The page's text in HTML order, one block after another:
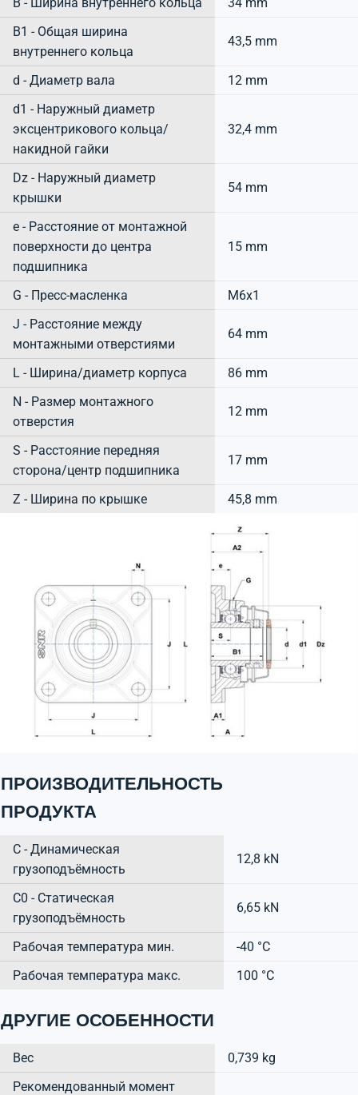
B - Ширина внутреннего кольца
34 mm
B1 - Общая ширина
внутреннего кольца
43,5 mm
d - Диаметр вала
12 mm
d1 - Наружный диаметр
эксцентрикового кольца/
накидной гайки
32,4 mm
Dz - Наружный диаметр
крышки
54 mm
e - Расстояние от монтажной
поверхности до центра
подшипника
15 mm
G - Пресс-масленка
M6x1
J - Расстояние между
монтажными отверстиями
64 mm
L - Ширина/диаметр корпуса
86 mm
N - Размер монтажного
отверстия
12 mm
S - Расстояние передняя
сторона/центр подшипника
17 mm
Z - Ширина по крышке 45,8 mm
ПРОИЗВОДИТЕЛЬНОСТЬ
ПРОДУКТА
C - Динамическая
грузоподъёмность
12,8 kN
C0 - Статическая
грузоподъёмность
6,65 kN
Рабочая температура мин.
-40 °C
Рабочая температура макс.
100 °C
ДРУГИЕ ОСОБЕННОСТИ
Вес
0,739 kg
Рекомендованный момент